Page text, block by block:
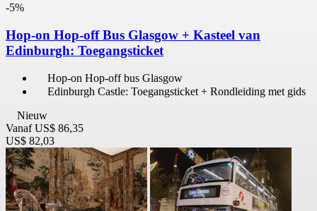
-5%
Hop-on Hop-off Bus Glasgow + Kasteel van
Edinburgh: Toegangsticket
Hop-on Hop-off bus Glasgow
Edinburgh Castle: Toegangsticket + Rondleiding met gids
Nieuw
Vanaf US$ 86,35
US$ 82,03